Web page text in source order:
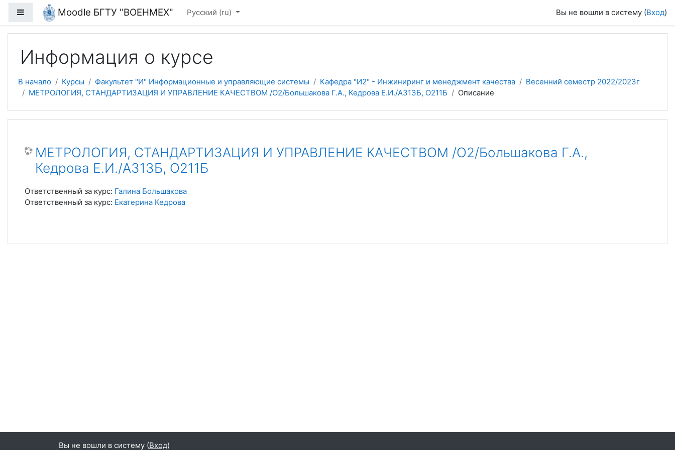
Перейти к основному содержанию
Боковая панельMoodle БГТУ "ВОЕНМЕХ" Русский ‎(ru)‎ Вы не вошли в систему (Вход)
Информация о курсе
В начало Курсы Факультет "И" Информационные и управляющие системы Кафедра "И2" - Инжиниринг и менеджмент качества
Весенний семестр 2022/2023г
МЕТРОЛОГИЯ, СТАНДАРТИЗАЦИЯ И УПРАВЛЕНИЕ КАЧЕСТВОМ /О2/Большакова Г.А., Кедрова Е.И./А313Б, О211Б
Описание
МЕТРОЛОГИЯ, СТАНДАРТИЗАЦИЯ И УПРАВЛЕНИЕ КАЧЕСТВОМ /О2/Большакова Г.А.,
Кедрова Е.И./А313Б, О211Б
Ответственный за курс: Галина Большакова
Ответственный за курс: Екатерина Кедрова
Вы не вошли в систему (Вход)